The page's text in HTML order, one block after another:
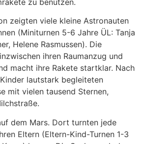
zu benutzen.
zeigten viele kleine Astronauten
(Miniturnen 5-6 Jahre ÜL: Tanja
Helene Rasmussen). Die
ihren Raumanzug und
macht ihre Rakete startklar. Nach
lautstark begleiteten
mit vielen tausend Sternen,
dem Mars. Dort turnten jede
Eltern (Eltern-Kind-Turnen 1-3